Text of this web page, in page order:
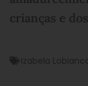
crianças e
Izabela